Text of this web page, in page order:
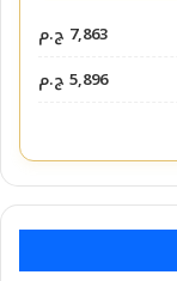
7,863 ج.م
5,896 ج.م